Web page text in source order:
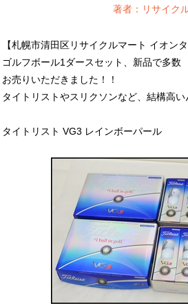
著者：リサイク
【札幌市清田区リサイクルマート イオン
ゴルフボール1ダースセット、新品で多数
お売りいただきました！！
タイトリストやスリクソンなど、結構高
タイトリスト VG3 レインボーパール